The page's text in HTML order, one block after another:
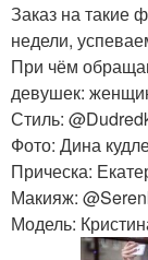
Заказ на такие
недели,
При чём
девушек:
Стиль:
Фото: Дина
Прическа:
Макияж:
Модель: